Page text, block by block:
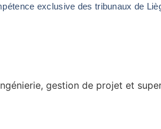
exclusive des tribunaux de
gestion de projet et